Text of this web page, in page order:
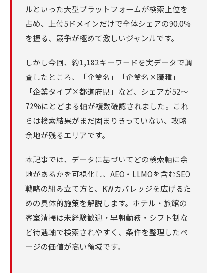
ルといった大型プラットフォームが検索上位を
占め、上位5ドメインだけで全体シェアの90.0%
を握る、競争が極めて激しいジャンルです。
しかし今回、約1,182キーワードを実データで調
査したところ、「企業名」「企業名×職種」
「企業タイプ×都道府県」など、シェアが52〜
72%にとどまる軸が複数確認されました。これ
らは検索結果がまだ固まりきっていない、攻略
余地が残るエリアです。
本記事では、データに基づいてどの検索軸に余
地があるかを可視化し、AEO・LLMOを含むSEO
戦略の組み立て方と、KWカバレッジを広げるた
めの具体的施策を解説します。ホテル・旅館の
客室清掃は未経験歓迎・早朝勤務・シフト制な
ど待遇軸で検索されやすく、条件を整理したペ
ージの価値が高い領域です。